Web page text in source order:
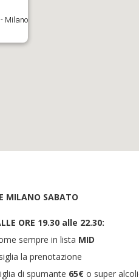
Milano
MILANO SABATO
ORE 19.30 alle 22.30:
sempre in lista MID
la prenotazione
di spumante 65€ o super